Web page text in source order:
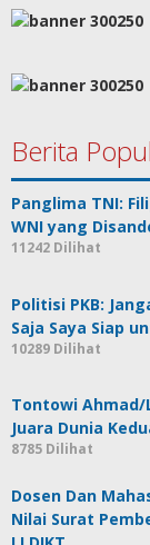
Berita
Panglima TNI:
WNI yang
11242 Dilihat
Politisi PKB:
Saja Saya Siap
10289 Dilihat
Tontowi Ahmad/
Juara Dunia
8785 Dilihat
Dosen Dan
Nilai Surat